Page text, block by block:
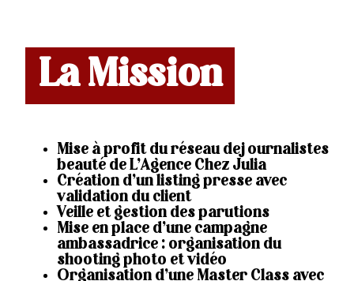
La Mission
Mise à profit du réseau de journalistes
beauté de L’Agence Chez Julia
Création d’un listing presse avec
validation du client
Veille et gestion des parutions
Mise en place d’une campagne
ambassadrice : organisation du
shooting photo et vidéo
Organisation d’une Master Class avec